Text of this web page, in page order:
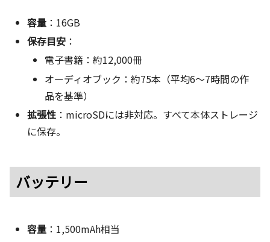
容量 ：16GB
保存目安 ：
電子書籍：約12,000冊
オーディオブック：約75本（平均6〜7時間の作
品を基準）
拡張性 ：microSDには非対応。すべて本体ストレージ
に保存。
バッテリー
容量 ：1,500mAh相当